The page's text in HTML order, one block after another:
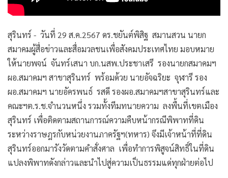
สุรินทร์ - วันที่ 29 ส.ค.2567 ดร.ชยันต์พิสิฐ สมานสวน นายก
สมาคมผู้สื่อข่าวและสื่อมวลชนเพื่อสังคมประเทศไทย มอบหมาย
ให้นายพจน์ จันทร์เสนา บก.นสพ.ประชาเสรี รองนายกสมาคมฯ
ผอ.สมาคมฯ สาขาสุรินทร์ พร้อมด้วย นายอัจฉริยะ จุฬารี รอง
ผอ.สมาคมฯ นายอัครพนธ์ รสดี รองผอ.สมาคมฯสาขาสุรินทร์และ
คณะฯต.ร.ช.จำนวนหนึ่ง รวมทั้งทีมทนายความ ลงพื้นที่เขตเมือง
สุรินทร์ เพื่อติดตามสถานการณ์ความคืบหน้ากรณีพิพาทที่ดิน
ระหว่างราษฎรกับหน่วยงานภาครัฐฯ(ทหาร) จึงมีเจ้าหน้าที่ที่ดิน
สุรินทร์ออกมารังวัดตามคำสั่งศาล เพื่อทำการพิสูจน์สิทธิ์ในที่ดิน
แปลงพิพาทดังกล่าวและนำไปสู่ความเป็นธรรมแด่ทุกฝ่ายต่อไป